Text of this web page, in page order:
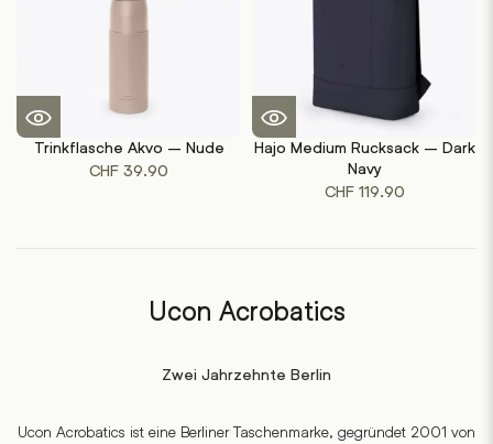
Trinkflasche Akvo – Nude
CHF 39.90
Hajo Medium Rucksack – Dark
Navy
CHF119.90
Ucon Acrobatics
Zwei Jahrzehnte Berlin
Ucon Acrobatics ist eine Berliner Taschenmarke, gegründet 2001 von